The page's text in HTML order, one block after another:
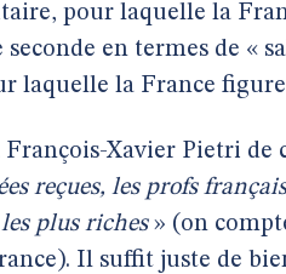
pour laquelle la
seconde en termes de «
laquelle la France
François-Xavier Pietri
reçues, les profs
plus riches» (on
Il suffit juste de